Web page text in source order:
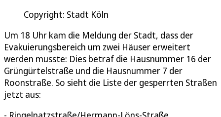
Copyright: Stadt Köln
Um 18 Uhr kam die Meldung der Stadt, dass der
Evakuierungsbereich um zwei Häuser erweitert
werden musste: Dies betraf die Hausnummer 16 der
Grüngürtelstraße und die Hausnummer 7 der
Roonstraße. So sieht die Liste der gesperrten Straßen
jetzt aus: